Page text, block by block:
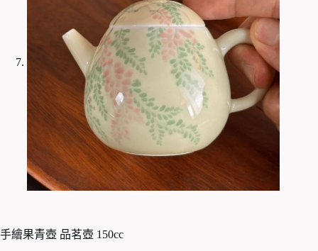
手繪果青壺 品茗壺 150cc